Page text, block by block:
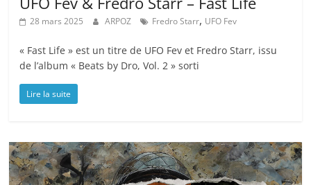
28 mars 2025 ARPOZ Fredro Starr, UFO Fev
« Fast Life » est un titre de UFO Fev et Fredro Starr, issu
de l’album « Beats by Dro, Vol. 2 » sorti
Lire la suite